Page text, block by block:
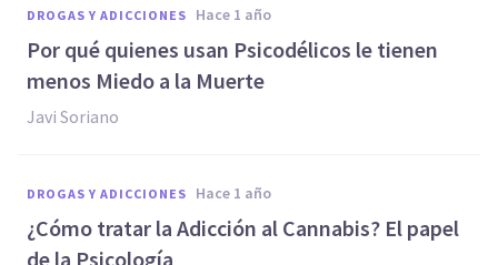
DROGAS Y ADICCIONES hace 1 año
Por qué quienes usan Psicodélicos le tienen
menos Miedo a la Muerte
Javi Soriano
DROGAS Y ADICCIONES hace 1 año
¿Cómo tratar la Adicción al Cannabis? El papel
de la Psicología